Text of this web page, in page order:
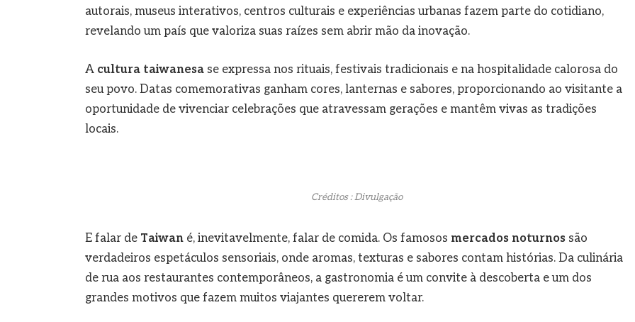
autorais, museus interativos, centros culturais e experiências urbanas fazem parte do cotidiano,
revelando um país que valoriza suas raízes sem abrir mão da inovação.
A cultura taiwanesase expressa nos rituais, festivais tradicionais e na hospitalidade calorosa do
seu povo. Datas comemorativas ganham cores, lanternas e sabores, proporcionando ao visitante a
oportunidade de vivenciar celebrações que atravessam gerações e mantêm vivas as tradições
locais.
Créditos : Divulgação
E falar de Taiwané, inevitavelmente, falar de comida. Os famosos mercados noturnossão
verdadeiros espetáculos sensoriais, onde aromas, texturas e sabores contam histórias. Da culinária
de rua aos restaurantes contemporâneos, a gastronomia é um convite à descoberta e um dos
grandes motivos que fazem muitos viajantes quererem voltar.